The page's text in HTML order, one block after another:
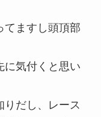
てますし頭頂部
に気付くと思い
だし、レース